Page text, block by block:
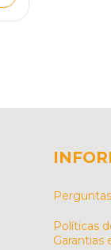
Políticas
Garantias